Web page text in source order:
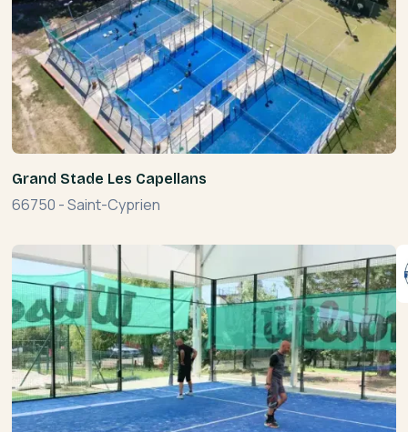
Grand Stade Les Capellans
66750 -Saint-Cyprien